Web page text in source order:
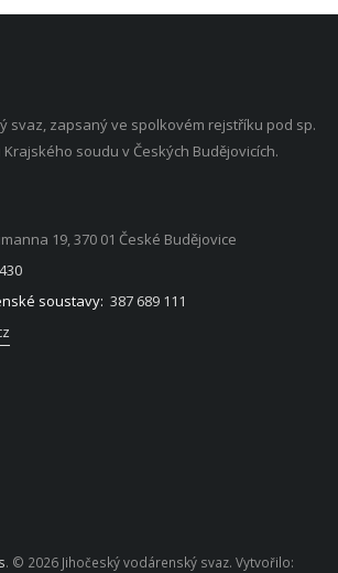
svaz, zapsaný ve spolkovém rejstříku pod sp.
Krajského soudu v Českých Budějovicích.
19, 370 01 České Budějovice
soustavy: 387 689 111
. © 2026 Jihočeský vodárenský svaz. Vytvořilo: